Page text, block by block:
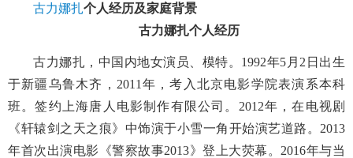
古力娜扎个人经历及家庭背景
古力娜扎个人经历
古力娜扎，中国内地女演员、模特。1992年5月2日出生
于新疆乌鲁木齐，2011年，考入北京电影学院表演系本科
班。签约上海唐人电影制作有限公司。2012年，在电视剧
《轩辕剑之天之痕》中饰演于小雪一角开始演艺道路。2013
年首次出演电影《警察故事2013》登上大荧幕。2016年与当